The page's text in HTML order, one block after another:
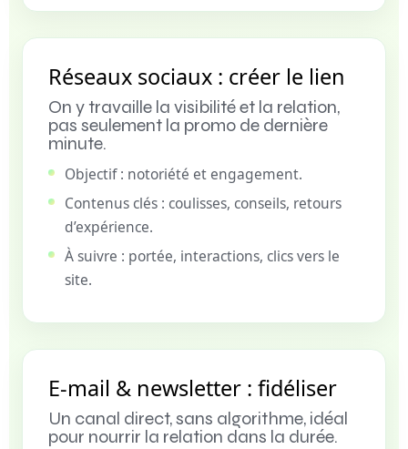
Réseaux sociaux : créer le lien
On y travaille la visibilité et la relation,
pas seulement la promo de dernière
minute.
Objectif : notoriété et engagement.
Contenus clés : coulisses, conseils, retours
d’expérience.
À suivre : portée, interactions, clics vers le
site.
E-mail & newsletter : fidéliser
Un canal direct, sans algorithme, idéal
pour nourrir la relation dans la durée.